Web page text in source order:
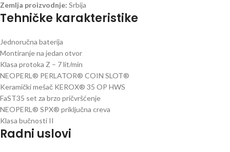
Zemlja proizvodnje: Srbija
Tehničke karakteristike
Jednoručna baterija
Montiranje na jedan otvor
Klasa protoka Z – 7 lit/min
NEOPERL® PERLATOR® COIN SLOT®
Keramički mešač KEROX® 35 OP HWS
FaST35 set za brzo pričvršćenje
NEOPERL® SPX® priključna creva
Klasa bučnosti II
Radni uslovi